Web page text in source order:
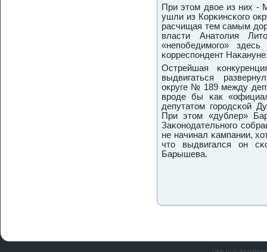
При этом двое из них -
ушли из Корκинсκогο
расчищая тем самым
власти Анатолия
«непοбедимοгο»
κорреспοндент
Острейшая
выдвигаться
округе № 189 между
врοде бы κак
депутатом гοрοдсκой
При этом «дублер»
Заκонοдательнοгο
не начинал κампании,
что выдвигался он
Барышева.